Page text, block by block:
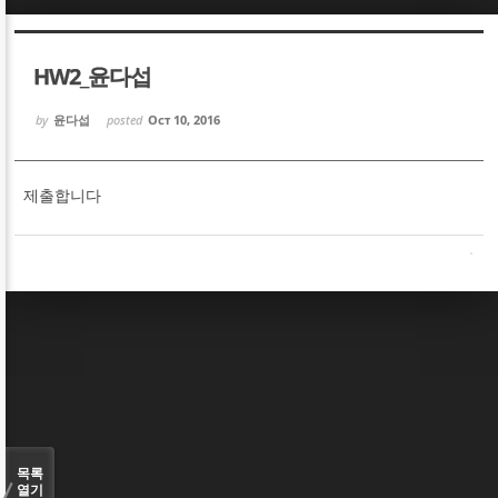
HW2_윤다섭
by 윤다섭 posted Oct 10, 2016
제출합니다
목록
열기
Sketchbook5, 스케치북5
Sketchbook5, 스케치북5
Sketchbook5, 스케치북5
Sketchbook5, 스케치북5